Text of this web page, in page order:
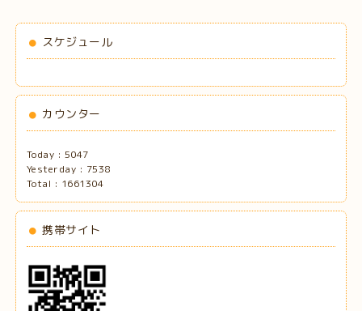
スケジュール
カウンター
Today : 5047
Yesterday : 7538
Total : 1661304
携帯サイト